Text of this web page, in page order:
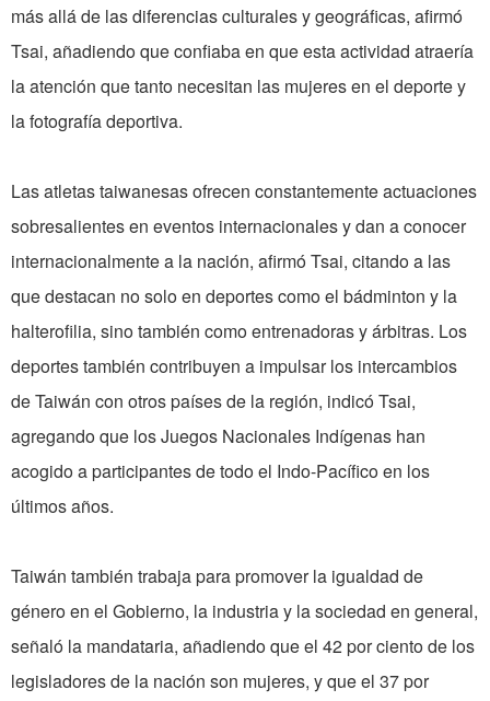
más allá de las diferencias culturales y geográficas, afirmó
Tsai, añadiendo que confiaba en que esta actividad atraería
la atención que tanto necesitan las mujeres en el deporte y
la fotografía deportiva.
Las atletas taiwanesas ofrecen constantemente actuaciones
sobresalientes en eventos internacionales y dan a conocer
internacionalmente a la nación, afirmó Tsai, citando a las
que destacan no solo en deportes como el bádminton y la
halterofilia, sino también como entrenadoras y árbitras. Los
deportes también contribuyen a impulsar los intercambios
de Taiwán con otros países de la región, indicó Tsai,
agregando que los Juegos Nacionales Indígenas han
acogido a participantes de todo el Indo-Pacífico en los
últimos años.
Taiwán también trabaja para promover la igualdad de
género en el Gobierno, la industria y la sociedad en general,
señaló la mandataria, añadiendo que el 42 por ciento de los
legisladores de la nación son mujeres, y que el 37 por